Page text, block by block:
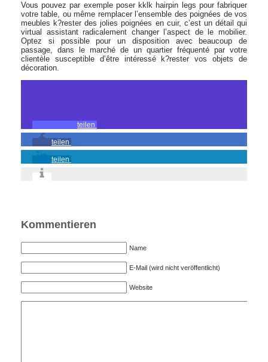
Vous pouvez par exemple poser kklk hairpin legs pour fabriquer
votre table, ou même remplacer l’ensemble des poignées de vos
meubles k?rester des jolies poignées en cuir, c’est un détail qui
virtual assistant radicalement changer l’aspect de le mobilier.
Optez si possible pour un disposition avec beaucoup de
passage, dans le marché de un quartier fréquenté par votre
clientèle susceptible d’être intéressé k?rester vos objets de
décoration.
teilen
teilen
teilen
Kommentieren
Name
E-Mail (wird nicht veröffentlicht)
Website